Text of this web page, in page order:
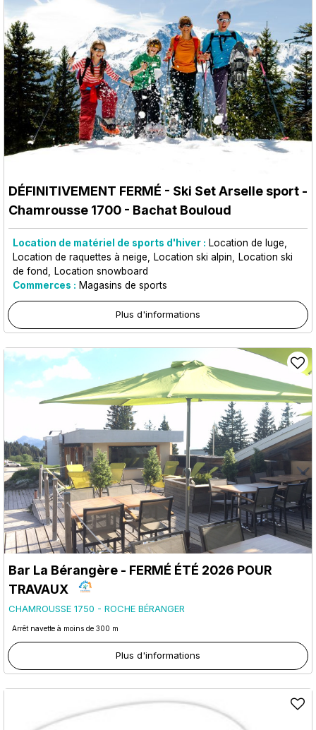
DÉFINITIVEMENT FERMÉ - Ski Set Arselle sport -
Chamrousse 1700 - Bachat Bouloud
Location de matériel de sports d'hiver : Location de luge
Location de raquettes à neige
Location ski alpin
Location ski
de fond
Location snowboard
Commerces : Magasins de sports
Plus d'informations
Bar La Bérangère - FERMÉ ÉTÉ 2026 POUR
TRAVAUX
CHAMROUSSE 1750 - ROCHE BÉRANGER
Arrêt navette à moins de 300 m
Plus d'informations